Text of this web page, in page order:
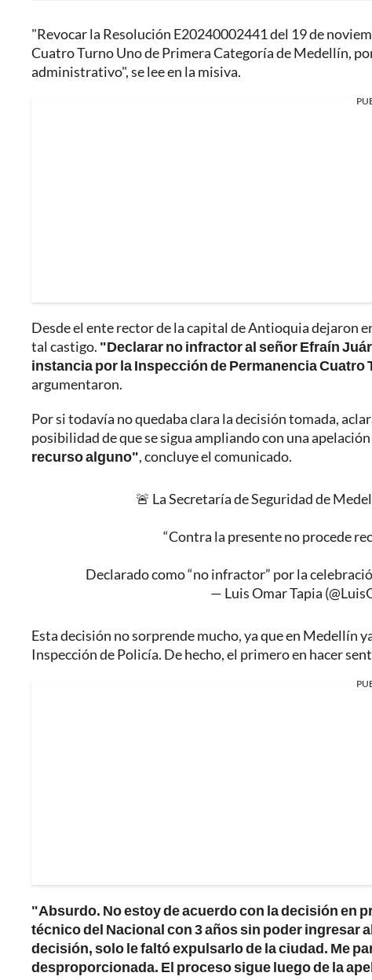
"Revocar la Resolución E20240002441 del 19 de
Cuatro Turno Uno de Primera Categoría de Medellín,
administrativo", se lee en la misiva.
Desde el ente rector de la capital de Antioquia dejaron
tal castigo. "Declarar no infractor al señor Efraín
instancia por la Inspección de Permanencia Cuatro
argumentaron.
Por si todavía no quedaba clara la decisión tomada,
posibilidad de que se sigua ampliando con una
recurso alguno", concluye el comunicado.
🚨 La Secretaría de Seguridad de
“Contra la presente no procede
Declarado como “no infractor” por la
— Luis Omar Tapia
Esta decisión no sorprende mucho, ya que en Medellín
Inspección de Policía. De hecho, el primero en hacer
"Absurdo. No estoy de acuerdo con la decisión en
técnico del Nacional con 3 años sin poder ingresar
decisión, solo le faltó expulsarlo de la ciudad. Me
desproporcionada. El proceso sigue luego de la